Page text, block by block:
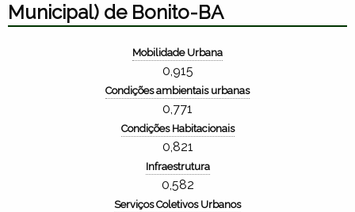
Municipal) de Bonito-BA
Mobilidade Urbana
0,915
Condições ambientais urbanas
0,771
Condições Habitacionais
0,821
Infraestrutura
0,582
Serviços Coletivos Urbanos